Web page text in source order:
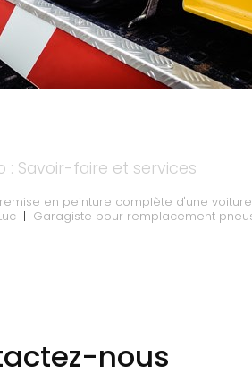
: Savoir-faire et services
en peinture complète d'une
| Garagiste pour remplacement
nous